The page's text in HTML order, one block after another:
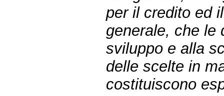
per il credito ed
generale, che le
sviluppo e alla
delle scelte in
costituiscono